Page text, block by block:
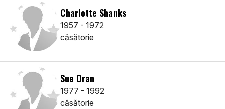
Charlotte Shanks
1957 - 1972
căsătorie
Sue Oran
1977 - 1992
căsătorie